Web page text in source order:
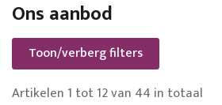
Ons aanbod
Toon/verberg filters
Artikelen 1 tot12van 44 in totaal